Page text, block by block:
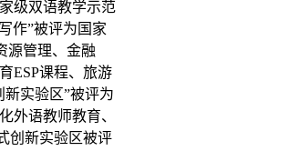
级双语教学示范
作”被评为国家
源管理、金融
ESP课程、旅游
实验区”被评为
外语教师教育、
创新实验区被评